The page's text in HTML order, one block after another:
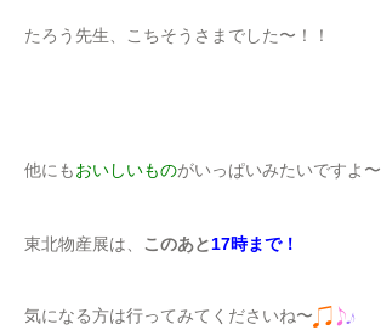
たろう先生、こちそうさまでした〜！！
他にもおいしいものがいっぱいみたいですよ〜
東北物産展は、 このあと17時まで！
気になる方は行ってみてくださいね〜